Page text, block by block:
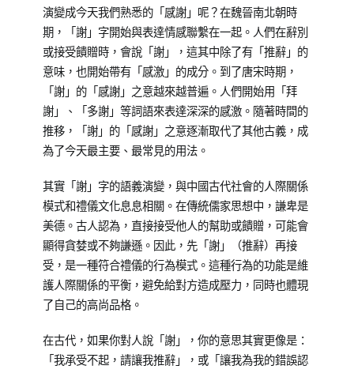
演變成今天我們熟悉的「感謝」呢？在魏晉南北朝時
期，「謝」字開始與表達情感聯繫在一起。人們在辭別
或接受饋贈時，會說「謝」，這其中除了有「推辭」的
意味，也開始帶有「感激」的成分。到了唐宋時期，
「謝」的「感謝」之意越來越普遍。人們開始用「拜
謝」、「多謝」等詞語來表達深深的感激。隨著時間的
推移，「謝」的「感謝」之意逐漸取代了其他古義，成
為了今天最主要、最常見的用法。
其實「謝」字的語義演變，與中國古代社會的人際關係
模式和禮儀文化息息相關。在傳統儒家思想中，謙卑是
美德。古人認為，直接接受他人的幫助或饋贈，可能會
顯得貪婪或不夠謙遜。因此，先「謝」（推辭）再接
受，是一種符合禮儀的行為模式。這種行為的功能是維
護人際關係的平衡，避免給對方造成壓力，同時也體現
了自己的高尚品格。
在古代，如果你對人說「謝」，你的意思其實更像是：
「我承受不起，請讓我推辭」，或「讓我為我的錯誤認